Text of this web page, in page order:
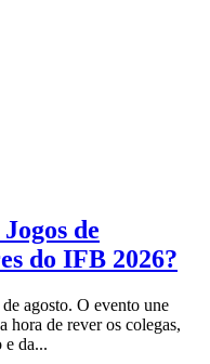
de
do IFB 2026?
agosto. O evento une
hora de rever os colegas,
e da...